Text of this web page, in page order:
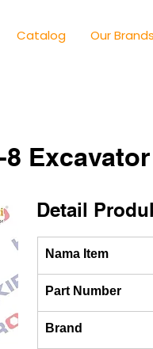
Catalog Our Brands
Detail
Nama Item
Part Number
Brand